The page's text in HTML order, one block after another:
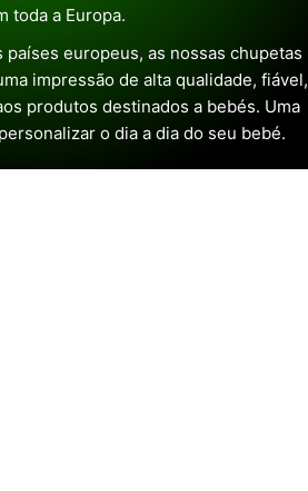
toda a Europa.
europeus, as nossas chupetas
impressão de alta qualidade, fiável,
produtos destinados a bebés. Uma
o dia a dia do seu bebé.